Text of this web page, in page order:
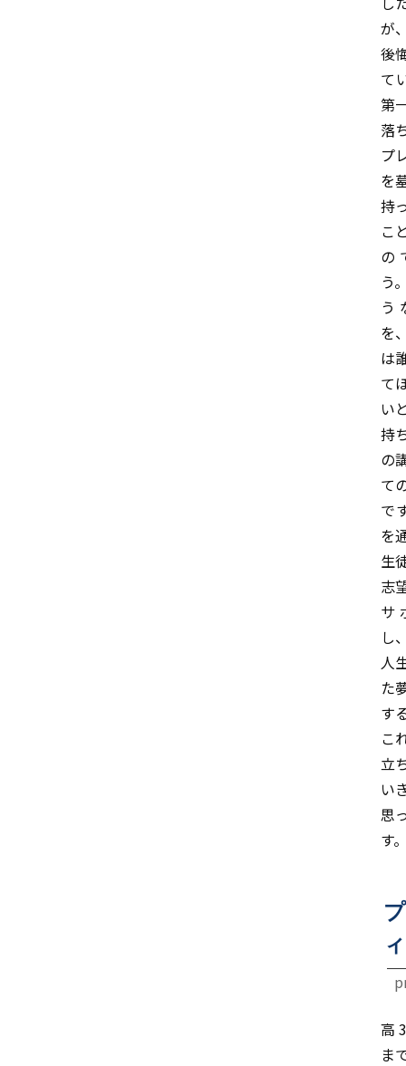
が
後
て
第
落
プ
を
持
こ
の
う
う
を
は
て
い
持
の
て
で
を
生
志
サ
し
人
た
す
こ
立
い
思
す
高
ま